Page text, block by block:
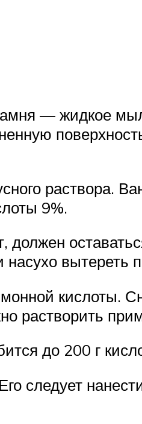
— жидкое
раствора.
9%.
должен
насухо
кислоты.
растворить
до 200 г